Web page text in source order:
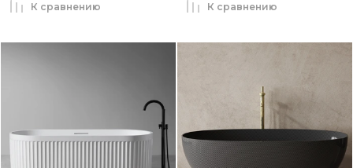
К сравнению К сравнению